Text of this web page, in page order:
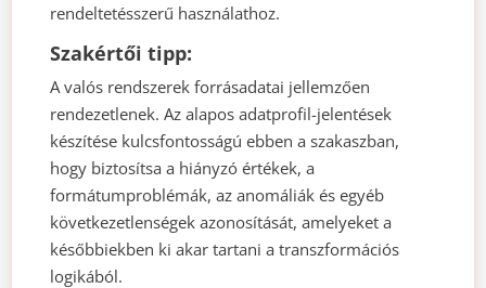
rendeltetésszerű használathoz.
Szakértői tipp:
A valós rendszerek forrásadatai jellemzően
rendezetlenek. Az alapos adatprofil-jelentések
készítése kulcsfontosságú ebben a szakaszban,
hogy biztosítsa a hiányzó értékek, a
formátumproblémák, az anomáliák és egyéb
következetlenségek azonosítását, amelyeket a
későbbiekben ki akar tartani a transzformációs
logikából.